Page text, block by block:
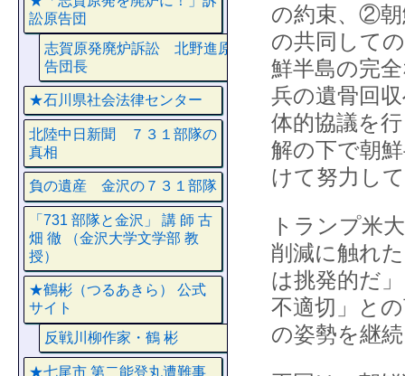
の約束、②朝
の共同して
鮮半島の完
兵の遺骨回
体的協議を
解の下で朝
けて努力し
トランプ米
削減に触れ
は挑発的だ
不適切」と
の姿勢を継
訟原告団
志賀原発廃炉訴訟 北野進原
告団長
★石川県社会法律センター
北陸中日新聞 ７３１部隊の
真相
負の遺産 金沢の７３１部隊
「731 部隊と金沢」 講 師 古
畑 徹 （金沢大学文学部 教
授）
★鶴彬（つるあきら） 公式
サイト
反戦川柳作家・鶴 彬
★七尾市 第二能登丸遭難事